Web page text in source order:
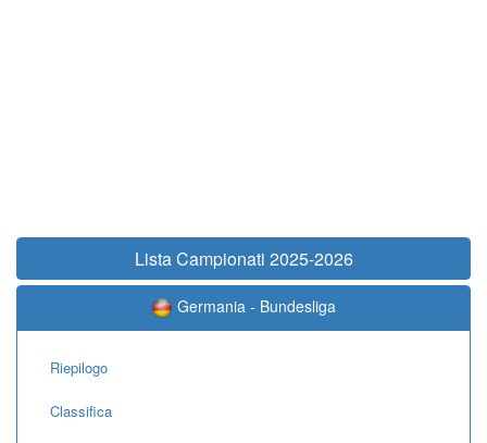
Lista Campionati 2025-2026
Germania - Bundesliga
Riepilogo
Classifica